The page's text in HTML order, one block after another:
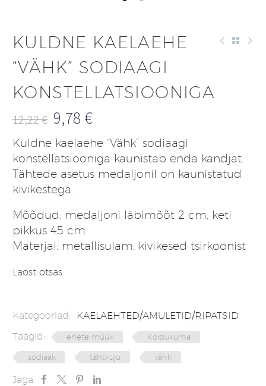
KULDNE KAELAEHE
“VÄHK” SODIAAGI
KONSTELLATSIOONIGA
12,22€
Algne
hind
oli:
12,22 €.
9,78 €
Praegune
hind
on:
9,78 €.
Kuldne kaelaehe “Vähk” sodiaagi
konstellatsiooniga kaunistab enda kandjat.
Tähtede asetus medaljonil on kaunistatud
kivikestega.
Mõõdud: medaljoni läbimõõt 2 cm, keti
pikkus 45 cm
Materjal: metallisulam, kivikesed tsirkoonist
Laost otsas
Kategooriad:
KAELAEHTED/AMULETID/RIPATSID
Täägid:
ehete müük Koidukuma
sodiaak tähtkuju vähk
Jaga: